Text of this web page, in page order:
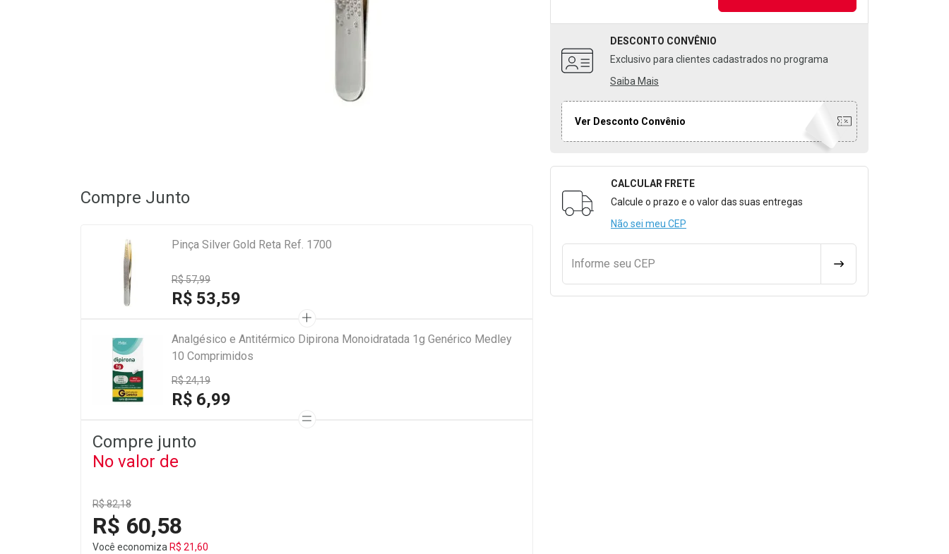
DESCONTO CONVÊNIO
Exclusivo para clientes cadastrados no programa
Saiba Mais
Ver Desconto Convênio
Formulário para Calcular o Frete
CALCULAR FRETE
Calcule o prazo e o valor das suas entregas
Não sei meu CEP
Informe seu CEP CALCULAR FRETE
Compre Junto
Pinça Silver Gold Reta Ref. 1700
R$ 57,99
R$ 53,59
Analgésico e Antitérmico Dipirona Monoidratada 1g Genérico Medley
10 Comprimidos
R$ 24,19
R$ 6,99
Compre junto
No valor de
R$ 82,18
R$ 60,58
Você economiza R$ 21,60